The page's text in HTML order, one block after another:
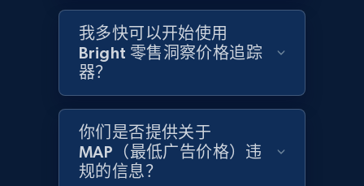
Home Depot US - Discover products by
specified URL
URL, Domain, Country code, Model number,
Sku, Product id, Product name, Manufacturer,
and more.
我多快可以开始使用
Bright 零售洞察价格追踪
器？
你们是否提供关于
MAP（最低广告价格）违
规的信息？